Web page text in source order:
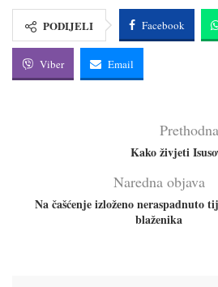
PODIJELI Facebook
Viber Email
Kako živjeti
Naredna objava
Na čašćenje izloženo neraspadnuto
blaženika